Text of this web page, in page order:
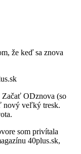
že keď sa znova
ODznova (so
nový veľký tresk.
som privítala
40plus.sk,